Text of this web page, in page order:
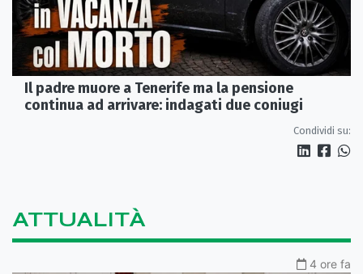
Il padre muore a Tenerife ma la pensione
continua ad arrivare: indagati due coniugi
Condividi su:
ATTUALITÀ
4 ore fa